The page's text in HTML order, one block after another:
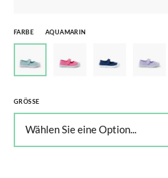
FARBE AQUAMARIN
GRÖSSE